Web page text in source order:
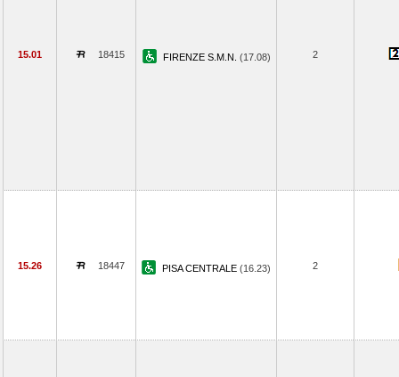
15.01 18415 FIRENZE S.M.N. (17.08) 2
15.26 18447 PISA CENTRALE (16.23) 2